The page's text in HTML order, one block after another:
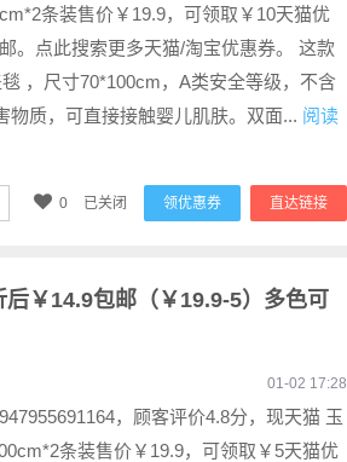
条装售价￥19.9，可领取￥10天猫优
。点此搜索更多天猫/淘宝优惠券。 这款
，尺寸70*100cm，A类安全等级，不含
物质，可直接接触婴儿肌肤。双面... 阅读
直达链接
领优惠券
0 已关闭
￥14.9包邮（￥19.9-5）多色可
01-02 17:28
，顾客评价4.8分，现天猫 玉
条装售价￥19.9，可领取￥5天猫优